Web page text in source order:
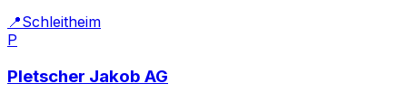
📍Schleitheim
P
Pletscher Jakob AG